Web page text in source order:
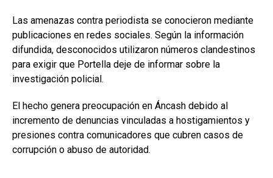
Las amenazas contra periodista se conocieron mediante
publicaciones en redes sociales. Según la información
difundida, desconocidos utilizaron números clandestinos
para exigir que Portella deje de informar sobre la
investigación policial.
El hecho genera preocupación en Áncash debido al
incremento de denuncias vinculadas a hostigamientos y
presiones contra comunicadores que cubren casos de
corrupción o abuso de autoridad.